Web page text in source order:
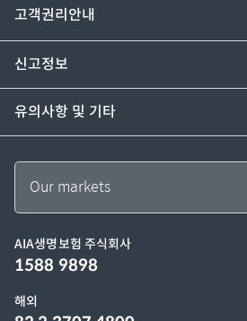
고객권리안내
신고정보
유의사항 및 기타
Our markets
AIA생명보험 주식회사
1588 9898
해외